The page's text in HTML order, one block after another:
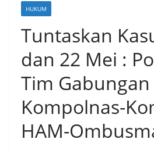
HUKUM
Tuntaskan
dan 22 Mei :
Tim
Kompolnas-
HAM-